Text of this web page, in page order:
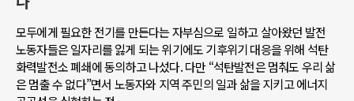
모두에게 필요한 전기를 만든다는 자부심으로 일하고 살아왔던 발전
노동자들은 일자리를 잃게 되는 위기에도 기후위기 대응을 위해 석탄
화력발전소 폐쇄에 동의하고 나섰다. 다만 “석탄발전은 멈춰도 우리 삶
은 멈출 수 없다”면서 노동자와 지역 주민의 일과 삶을 지키고 에너지